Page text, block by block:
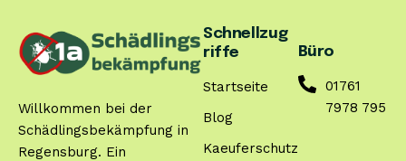
Willkommen bei der
Schädlingsbekämpfung in
Regensburg. Ein
Schnellzug
riffe
Startseite
Blog
Kaeuferschutz
Büro
01761
7978 795